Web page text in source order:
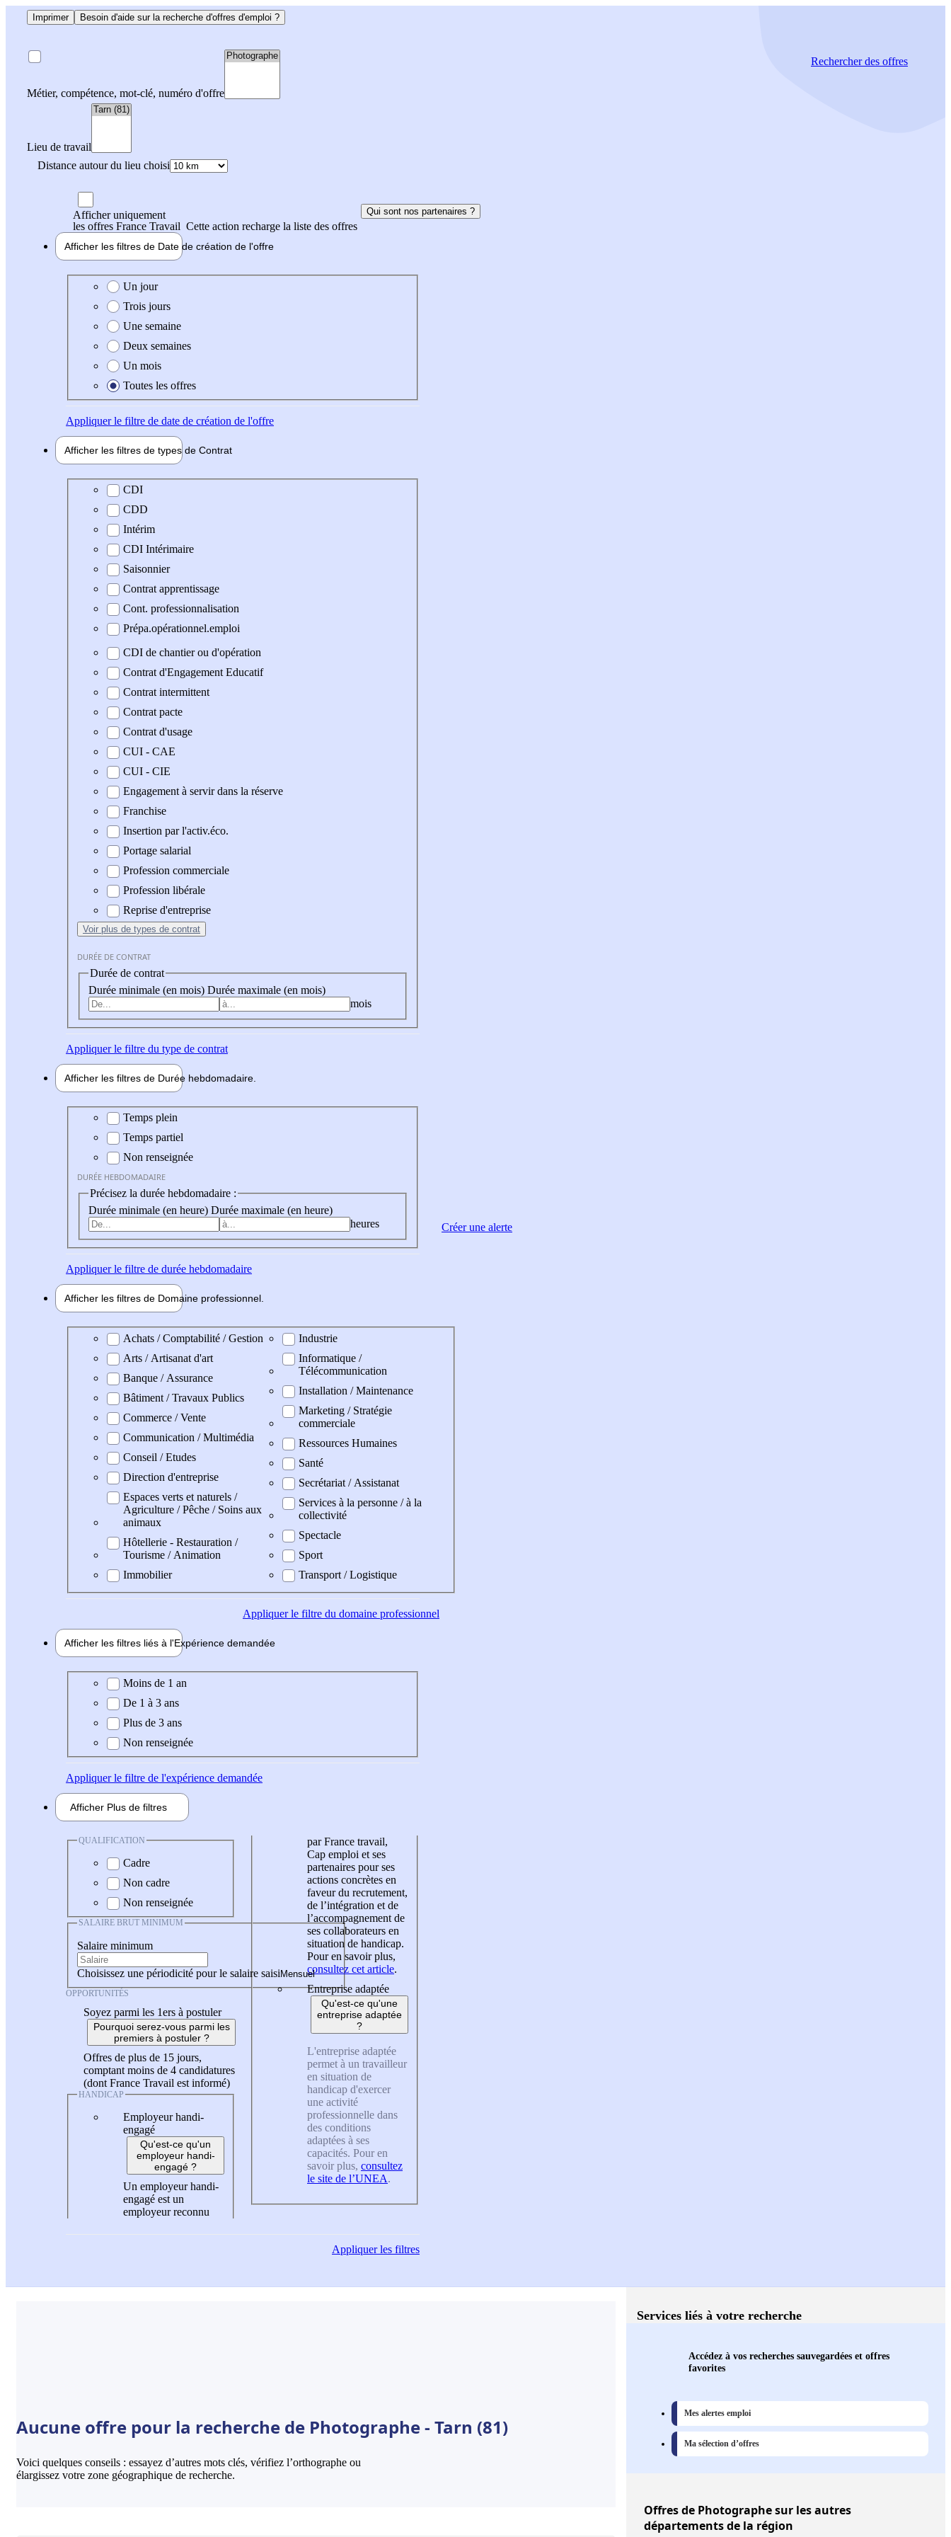
Imprimer Besoin d'aide sur la recherche d'offres d'emploi ?
Métier, compétence, mot-clé, numéro d'offre
Lieu de travail
Distance autour du lieu choisi
Rechercherdes offres
Afficher uniquement
les offres France Travail Cette action recharge la liste des offres
Qui sont nos partenaires ?
Afficher les filtres de Date de création de l'offre
Date de création de l'offre
Un jour
Trois jours
Une semaine
Deux semaines
Un mois
Toutes les offres
Appliquerle filtre de date de création de l'offre
Afficher les filtres de types de Contrat
Type de contrat
CDI
CDD
Intérim
CDI Intérimaire
Saisonnier
Contrat apprentissage
Cont. professionnalisation
Prépa.opérationnel.emploi
CDI de chantier ou d'opération
Contrat d'Engagement Educatif
Contrat intermittent
Contrat pacte
Contrat d'usage
CUI - CAE
CUI - CIE
Engagement à servir dans la réserve
Franchise
Insertion par l'activ.éco.
Portage salarial
Profession commerciale
Profession libérale
Reprise d'entreprise
Voir plus de types de contrat
DURÉE DE CONTRAT
Durée de contrat
Durée minimale (en mois) Durée maximale (en mois)
mois
Appliquerle filtre du type de contrat
Afficher les filtres de Durée hebdomadaire
Durée hebdomadaire
Temps plein
Temps partiel
Non renseignée
DURÉE HEBDOMADAIRE
Précisez la durée hebdomadaire :
Durée minimale (en heure) Durée maximale (en heure)
heures
Appliquerle filtre de durée hebdomadaire
Afficher les filtres de Domaine professionnel
Domaine professionel
Achats / Comptabilité / Gestion
Arts / Artisanat d'art
Banque / Assurance
Bâtiment / Travaux Publics
Commerce / Vente
Communication / Multimédia
Conseil / Etudes
Direction d'entreprise
Espaces verts et naturels /
Agriculture / Pêche / Soins aux
animaux
Hôtellerie - Restauration /
Tourisme / Animation
Immobilier
Industrie
Informatique /
Télécommunication
Installation / Maintenance
Marketing / Stratégie
commerciale
Ressources Humaines
Santé
Secrétariat / Assistanat
Services à la personne / à la
collectivité
Spectacle
Sport
Transport / Logistique
Appliquerle filtre du domaine professionnel
Afficher les filtres liés à l'Expérience demandée
Expérience demandée
Moins de 1 an
De 1 à 3 ans
Plus de 3 ans
Non renseignée
Appliquerle filtre de l'expérience demandée
Afficher Plus de filtres
QUALIFICATION
Cadre
Non cadre
Non renseignée
SALAIRE BRUT MINIMUM
Salaire minimum
Choisissez une périodicité pour le salaire saisi
OPPORTUNITÉS
Soyez parmi les 1ers à postuler
Pourquoi serez-vous parmi les
premiers à postuler ?
Offres de plus de 15 jours,
comptant moins de 4 candidatures
(dont France Travail est informé)
HANDICAP
Employeur handi-
engagé
Qu'est-ce qu'un
employeur handi-
engagé ?
Un employeur handi-
engagé est un
employeur reconnu
par France travail,
Cap emploi et ses
partenaires pour ses
actions concrètes en
faveur du recrutement,
de l’intégration et de
l’accompagnement de
ses collaborateurs en
situation de handicap.
Pour en savoir plus,
consultez cet article.
Entreprise adaptée
Qu'est-ce qu'une
entreprise adaptée
?
L'entreprise adaptée
permet à un travailleur
en situation de
handicap d'exercer
une activité
professionnelle dans
des conditions
adaptées à ses
capacités. Pour en
savoir plus, consultez
le site de l’UNEA.
Appliquerles filtres
Créer une alerte
Aucune offre pour la recherche de Photographe - Tarn (81)
Voici quelques conseils : essayez d’autres mots clés, vérifiez l’orthographe ou
élargissez votre zone géographique de recherche.
Services liés à votre recherche
Accédez à vos recherches sauvegardées et offres
favorites
Mes alertes emploi
Ma sélection d’offres
Offresde Photographe sur les autres
départements de la région